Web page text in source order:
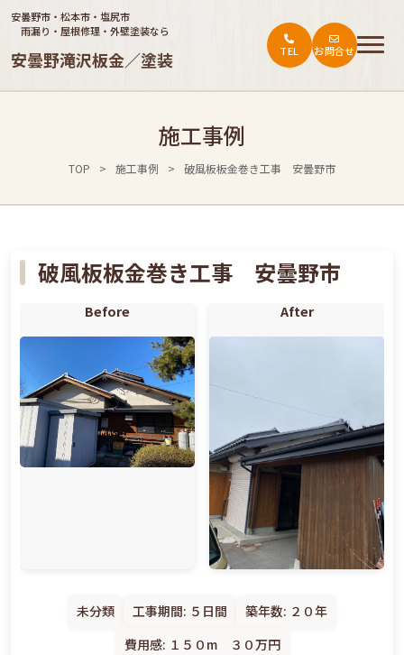
安曇野市・松本市・塩尻市
雨漏り・屋根修理・外壁塗装なら
安曇野滝沢板金／塗装
お役立ち情報・お客様の声
TEL お問合せ
施工事例
TOP > 施工事例 > 破風板板金巻き工事 安曇野市
破風板板金巻き工事 安曇野市
Before After
未分類 工事期間: ５日間
築年数: ２０年
費用感: １５０m ３０万円